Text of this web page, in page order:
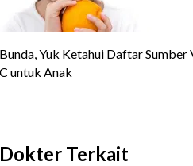
Dokter Terkait